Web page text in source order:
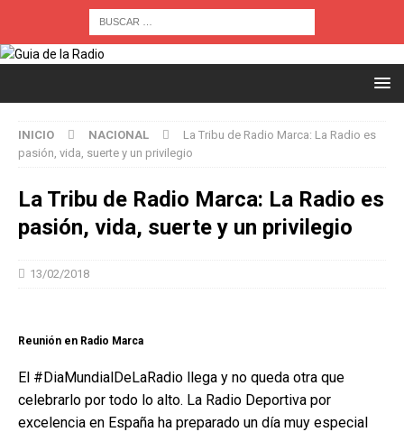
INICIO NACIONAL
La Tribu de Radio Marca: La Radio es
pasión, vida, suerte y un privilegio
La Tribu de Radio Marca: La Radio es
pasión, vida, suerte y un privilegio
13/02/2018
Reunión en Radio Marca
El #DiaMundialDeLaRadio llega y no queda otra que
celebrarlo por todo lo alto. La Radio Deportiva por
excelencia en España ha preparado un día muy especial